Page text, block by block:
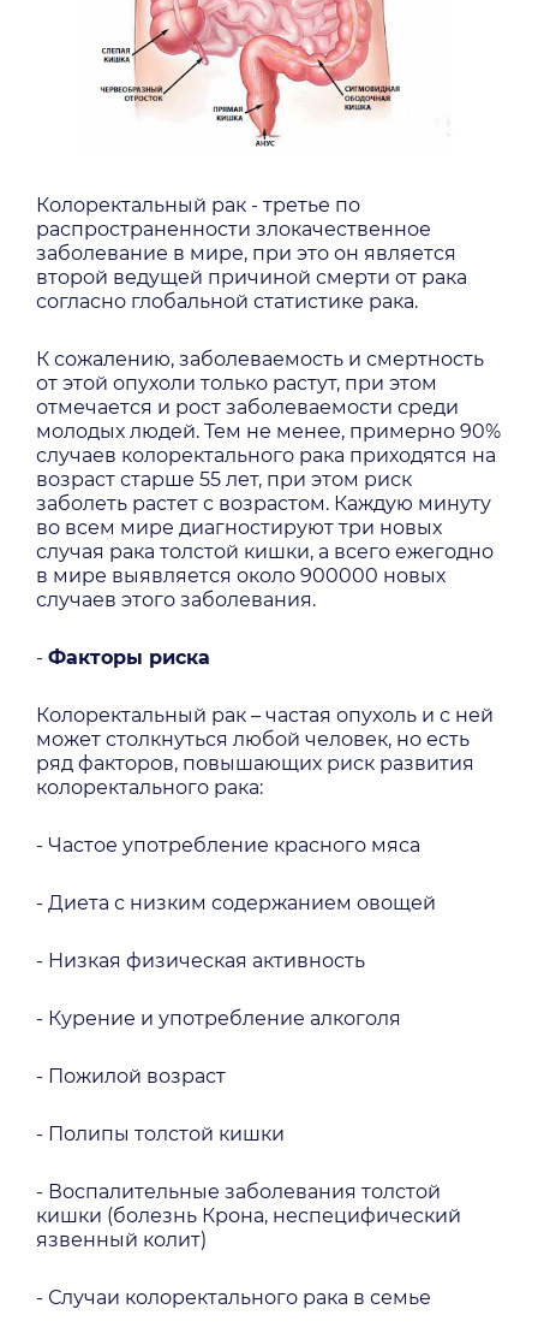
Колоректальный рак - третье по
распространенности злокачественное
заболевание в мире, при это он является
второй ведущей причиной смерти от рака
согласно глобальной статистике рака.
К сожалению, заболеваемость и смертность
от этой опухоли только растут, при этом
отмечается и рост заболеваемости среди
молодых людей. Тем не менее, примерно 90%
случаев колоректального рака приходятся на
возраст старше 55 лет, при этом риск
заболеть растет с возрастом. Каждую минуту
во всем мире диагностируют три новых
случая рака толстой кишки, а всего ежегодно
в мире выявляется около 900000 новых
случаев этого заболевания.
- Факторы риска
Колоректальный рак – частая опухоль и с ней
может столкнуться любой человек, но есть
ряд факторов, повышающих риск развития
колоректального рака:
- Частое употребление красного мяса
- Диета с низким содержанием овощей
- Низкая физическая активность
- Курение и употребление алкоголя
- Пожилой возраст
- Полипы толстой кишки
- Воспалительные заболевания толстой
кишки (болезнь Крона, неспецифический
язвенный колит)
- Случаи колоректального рака в семье